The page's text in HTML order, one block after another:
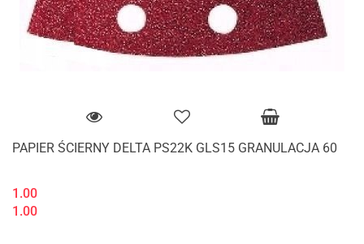
PAPIER ŚCIERNY DELTA PS22K GLS15 GRANULACJA 60
1.00
1.00